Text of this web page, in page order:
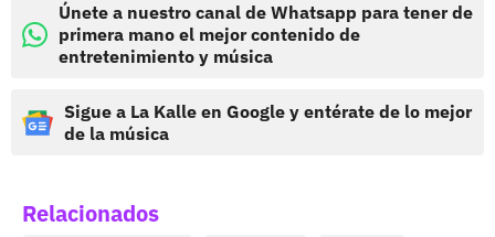
Únete a nuestro canal de Whatsapp para tener de
primera mano el mejor contenido de
entretenimiento y música
Sigue a La Kalle en Google y entérate de lo mejor
de la música
Relacionados